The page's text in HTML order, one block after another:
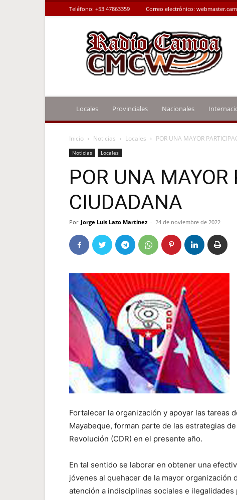
Teléfono: +53 47863359 Correo electrónico:
Radio
Camoa
Locales Provinciales Nacionales
Inicio Noticias Locales POR UNA MAYOR
Noticias Locales
POR UNA MAYOR
CIUDADANA
Por Jorge Luis Lazo Martínez - 24 de noviembre de 2022
Fortalecer la organización y apoyar las tareas
Mayabeque, forman parte de las estrategias
Revolución (CDR) en el presente año.
En tal sentido se laborar en obtener una
jóvenes al quehacer de la mayor organización
atención a indisciplinas sociales e ilegalidades